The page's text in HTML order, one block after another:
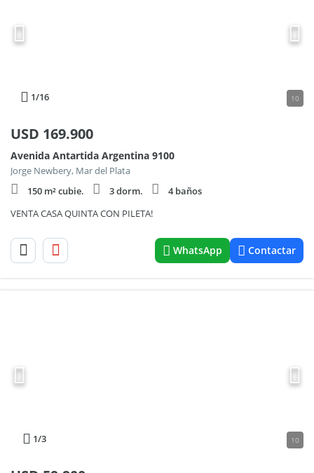
1/16 10
USD 169.900
Avenida Antartida Argentina 9100
Jorge Newbery, Mar del Plata
150 m² cubie.
3 dorm.
4 baños
VENTA CASA QUINTA CON PILETA!
WhatsApp Contactar
1/3 10